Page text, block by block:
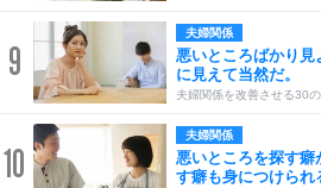
9
夫婦関係
悪いところばかり見
に見えて当然だ。
夫婦関係を改善させる30
10
夫婦関係
悪いところを探す癖
す癖も身につけられ